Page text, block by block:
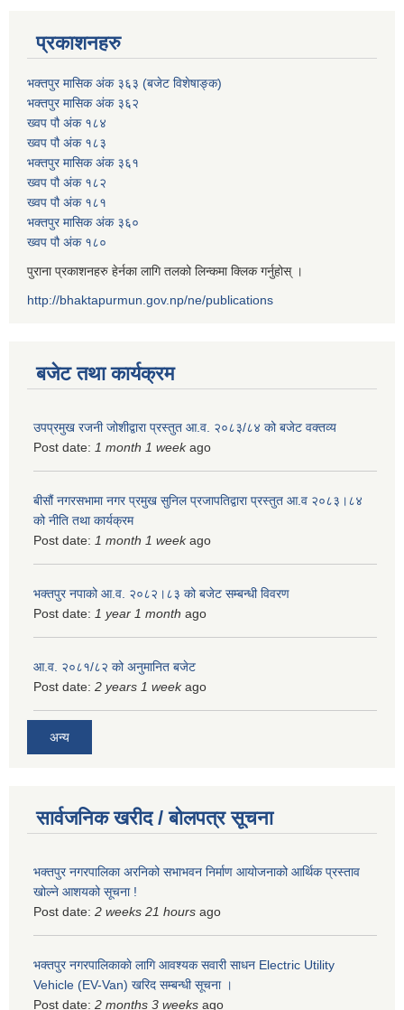
प्रकाशनहरु
भक्तपुर मासिक अंक ३६३ (बजेट विशेषाङ्क)
भक्तपुर मासिक अंक ३६२
ख्वप पौ अंक १८४
ख्वप पौ अंक १८३
भक्तपुर मासिक अंक ३६१
ख्वप पौ अंक १८२
ख्वप पौ अंक १८१
भक्तपुर मासिक अंक ३६०
ख्वप पौ अंक १८०
पुराना प्रकाशनहरु हेर्नका लागि तलको लिन्कमा क्लिक गर्नुहोस् ।
http://bhaktapurmun.gov.np/ne/publications
बजेट तथा कार्यक्रम
उपप्रमुख रजनी जोशीद्वारा प्रस्तुत आ.व. २०८३/८४ को बजेट वक्तव्य
Post date: 1 month 1 weekago
बीसौं नगरसभामा नगर प्रमुख सुनिल प्रजापतिद्वारा प्रस्तुत आ.व‍ २०८३।८४
को नीति तथा कार्यक्रम
Post date: 1 month 1 weekago
भक्तपुर नपाको आ.व. २०८२।८३ को बजेट सम्बन्धी विवरण
Post date: 1 year 1 month ago
आ.व. २०८१/८२ को अनुमानित बजेट
Post date: 2 years 1 weekago
अन्य
सार्वजनिक खरीद / बोलपत्र सूचना
भक्तपुर नगरपालिका अरनिको सभाभवन निर्माण आयोजनाको आर्थिक प्रस्ताव
खोल्ने आशयको सूचना !
Post date: 2 weeks 21 hours ago
भक्तपुर नगरपालिकाकाे लागि आवश्यक सवारी साधन Electric Utility
Vehicle (EV-Van) खरिद सम्बन्धी सूचना ।
Post date: 2 months 3 weeks ago